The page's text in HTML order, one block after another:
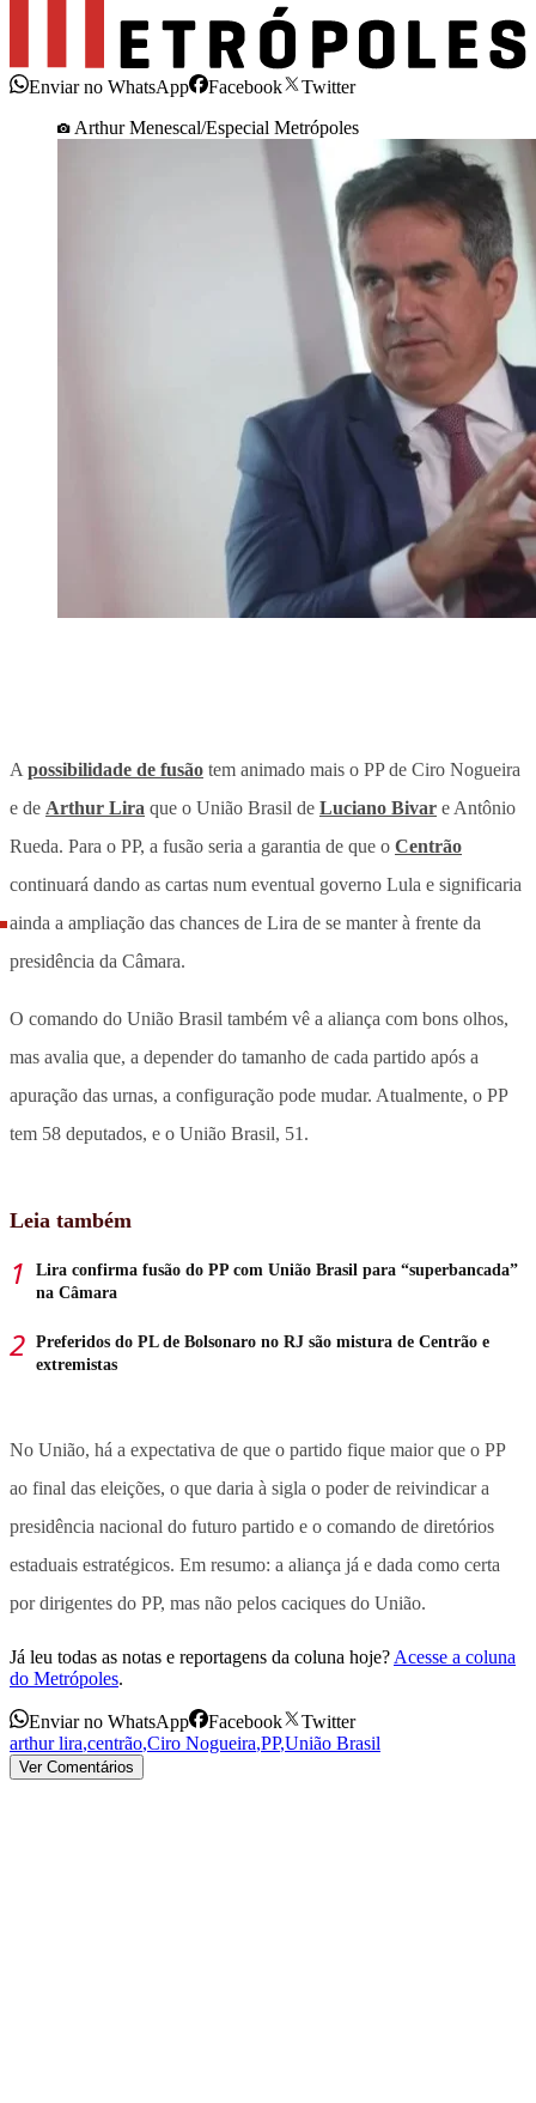
Enviar no WhatsApp Facebook
Twitter
Arthur Menescal/Especial Metrópoles
A possibilidade de fusão tem animado mais o PP de Ciro Nogueira
e de Arthur Lira que o União Brasil de Luciano Bivar e Antônio
Rueda. Para o PP, a fusão seria a garantia de que o Centrão
continuará dando as cartas num eventual governo Lula e significaria
ainda a ampliação das chances de Lira de se manter à frente da
presidência da Câmara.
O comando do União Brasil também vê a aliança com bons olhos,
mas avalia que, a depender do tamanho de cada partido após a
apuração das urnas, a configuração pode mudar. Atualmente, o PP
tem 58 deputados, e o União Brasil, 51.
Leia também
Lira confirma fusão do PP com União Brasil para “superbancada”
na Câmara
Preferidos do PL de Bolsonaro no RJ são mistura de Centrão e
extremistas
No União, há a expectativa de que o partido fique maior que o PP
ao final das eleições, o que daria à sigla o poder de reivindicar a
presidência nacional do futuro partido e o comando de diretórios
estaduais estratégicos. Em resumo: a aliança já e dada como certa
por dirigentes do PP, mas não pelos caciques do União.
Já leu todas as notas e reportagens da coluna hoje? Acesse a coluna
do Metrópoles.
Enviar no WhatsApp Facebook
Twitter
arthur lira,centrão,Ciro Nogueira,PP,União Brasil
Ver Comentários